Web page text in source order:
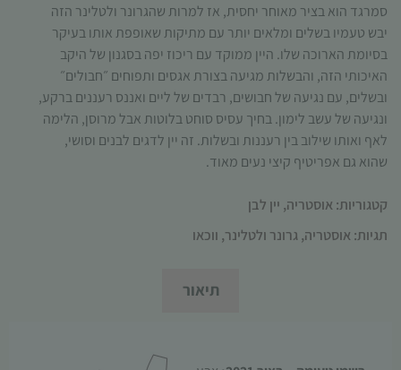
סמרגד הוא בציר מאוחר יחסית, אז למרות שהגרונר ולטלינר הזה
יבש טעמיו בשלים ומלאים יותר עם מתיקות שאופפת אותו בעיקר
בסיומת הארוכה שלו. היין ממוקד עם ריכוז יפה בסגנון של היקב
האיכותי הזה, והבשלות מגיעה בצורת אגסים ותפוחים ״חבולים״
ובשלים, עם נגיעה של חבושים, רבדים של ליים ואננס רעננים ברקע,
ונגיעה של עשב לימון.בחיך עסיס סוחט בלוטות אבל מרוסן, הלימה
לאף ואותו שילוב בין רעננות ובשלות. זה יין לדגים לבנים וסושי,
שהוא גם אפריטיף קיצי נעים מאוד.
קטגוריות:אוסטריה, יין לבן
תגיות:אוסטריה,גרונר ולטלינר, ווכאו
תיאור
בהתבסס על
אופן השימוש
באתר.
חוויית
משתמש
באתר